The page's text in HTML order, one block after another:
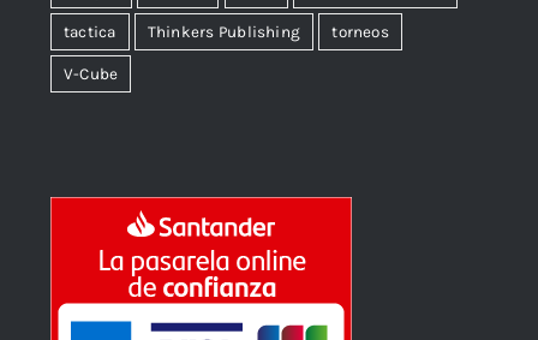
tactica Thinkers Publishing torneos
V-Cube